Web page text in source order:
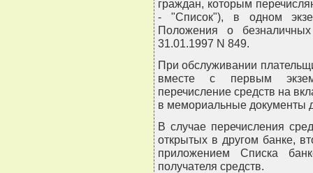
граждан, которым
- "Список"), в одном
Положения о
31.01.1997 N 849.
При обслуживании
вместе с первым
перечисление средств на
в мемориальные документы
В случае перечисления
открытых в другом банке,
приложением Списка
получателя средств.